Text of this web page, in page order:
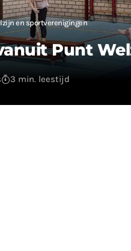
en sportverenigingen
Punt
3 min. leestijd